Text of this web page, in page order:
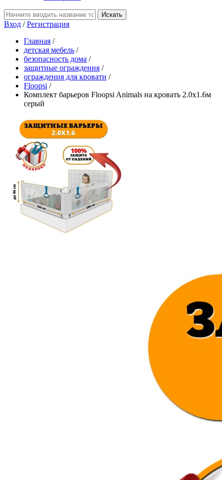
Вход /Регистрация
Главная /
детская мебель /
безопасность дома /
защитные ограждения /
ограждения для кровати /
Floopsi /
Комплект барьеров Floopsi Animals на кровать 2.0х1.6м
серый